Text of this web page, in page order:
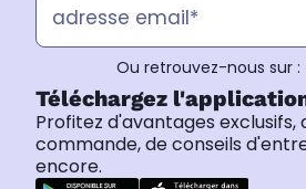
Ou retrouvez-nous sur :
Téléchargez
Profitez d'avantages exclusifs,
commande, de conseils
encore.